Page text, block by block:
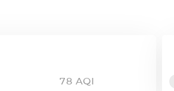
78 AQI